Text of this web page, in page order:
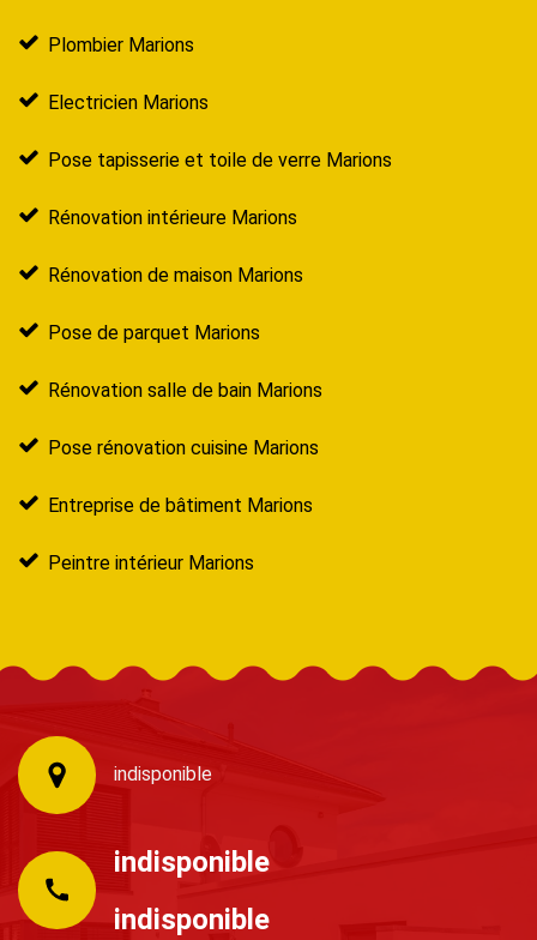
Plombier Marions
Electricien Marions
Pose tapisserie et toile de verre Marions
Rénovation intérieure Marions
Rénovation de maison Marions
Pose de parquet Marions
Rénovation salle de bain Marions
Pose rénovation cuisine Marions
Entreprise de bâtiment Marions
Peintre intérieur Marions
indisponible
indisponible
indisponible